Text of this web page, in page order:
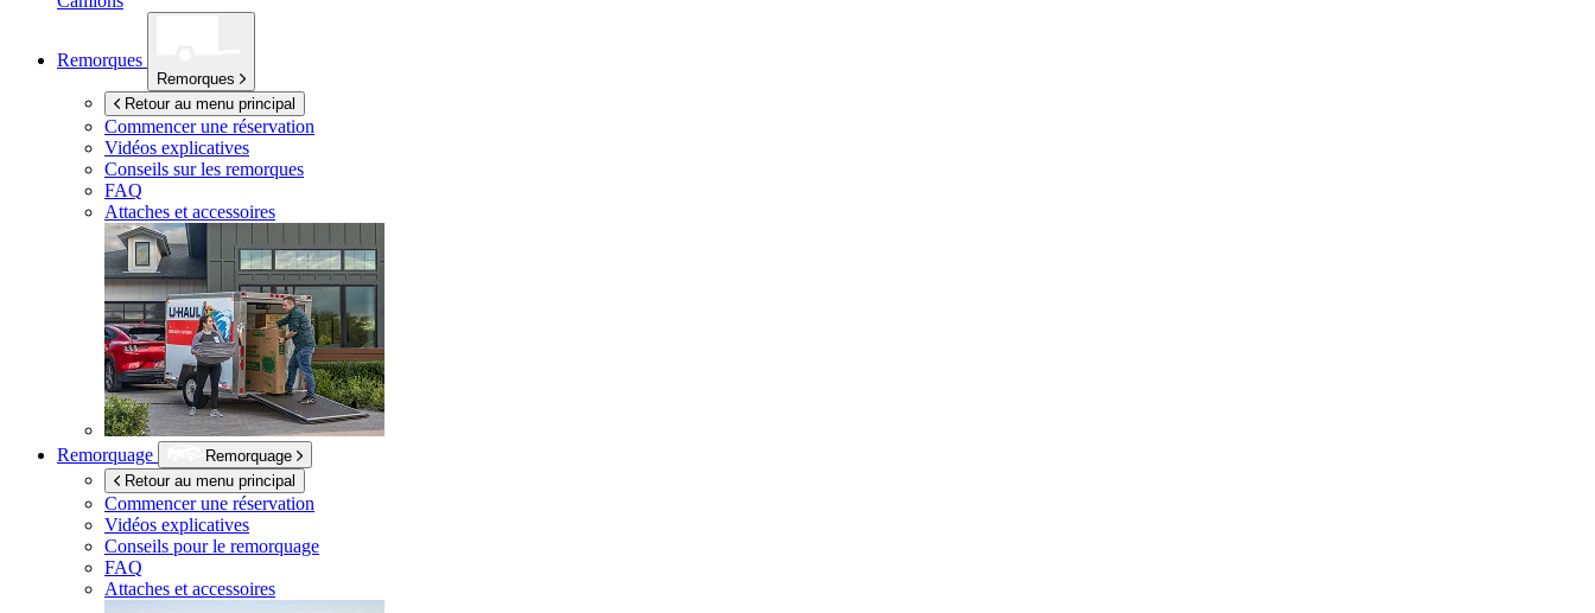
Remorques
Remorques
Retour au menu principal
Commencer une réservation
Vidéos explicatives
Conseils sur les remorques
FAQ
Attaches et accessoires
Remorquage
Remorquage
Retour au menu principal
Commencer une réservation
Vidéos explicatives
Conseils pour le remorquage
FAQ
Attaches et accessoires